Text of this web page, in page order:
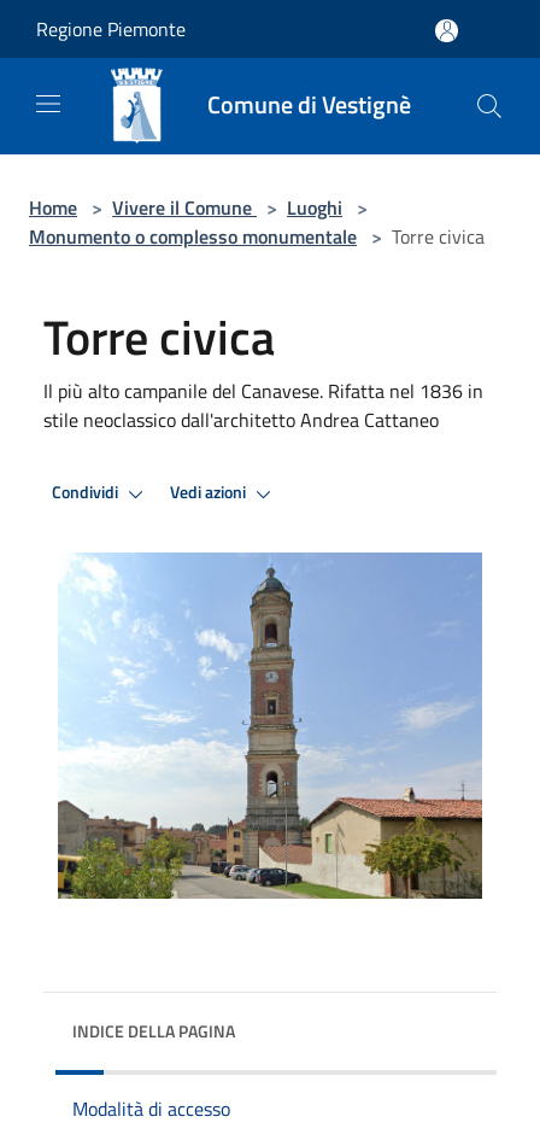
Regione Piemonte
Comune di Vestignè
Home > Vivere il Comune > Luoghi >
Monumento o complesso monumentale > Torre civica
Torre civica
Il più alto campanile del Canavese. Rifatta nel 1836 in
stile neoclassico dall'architetto Andrea Cattaneo
Condividi Vedi azioni
INDICE DELLA PAGINA
Modalità di accesso